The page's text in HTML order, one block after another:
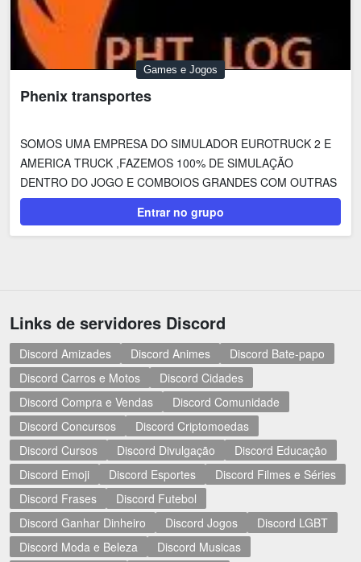
Games e Jogos
Phenix transportes
SOMOS UMA EMPRESA DO SIMULADOR EUROTRUCK 2 E
AMERICA TRUCK ,FAZEMOS 100% DE SIMULAÇÃO
DENTRO DO JOGO E COMBOIOS GRANDES COM OUTRAS
EQUIPES...
Entrar no grupo
Links de servidores Discord
Discord Amizades Discord Animes
Discord Bate-papo
Discord Carros e Motos
Discord Cidades
Discord Compra e Vendas
Discord Comunidade
Discord Concursos
Discord Criptomoedas
Discord Cursos
Discord Divulgação
Discord Educação
Discord Emoji
Discord Esportes
Discord Filmes e Séries
Discord Frases
Discord Futebol
Discord Ganhar Dinheiro
Discord Jogos
Discord LGBT
Discord Moda e Beleza
Discord Musicas